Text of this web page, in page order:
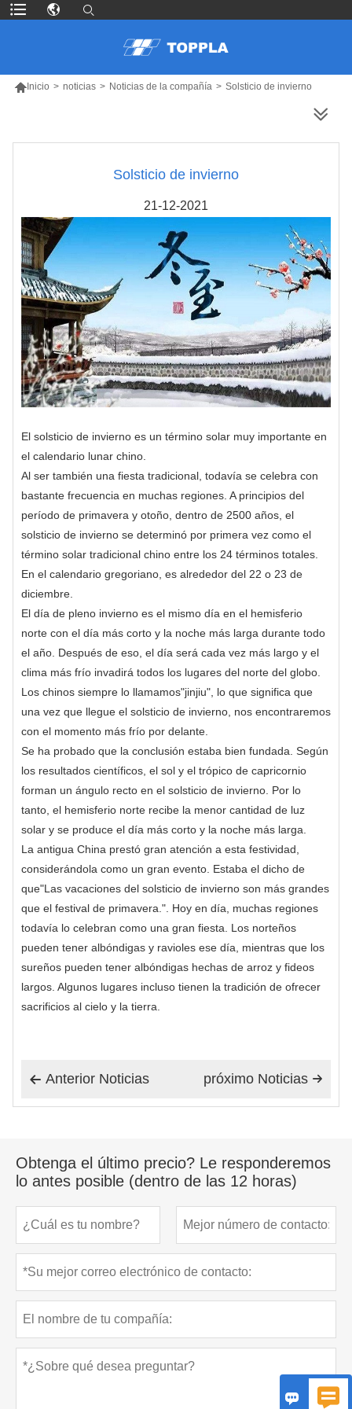
Inicio > noticias > Noticias de la compañía > Solsticio de invierno
Solsticio de invierno
21-12-2021
El solsticio de invierno es un término solar muy importante en
el calendario lunar chino.
Al ser también una fiesta tradicional, todavía se celebra con
bastante frecuencia en muchas regiones. A principios del
período de primavera y otoño, dentro de 2500 años, el
solsticio de invierno se determinó por primera vez como el
término solar tradicional chino entre los 24 términos totales.
En el calendario gregoriano, es alrededor del 22 o 23 de
diciembre.
El día de pleno invierno es el mismo día en el hemisferio
norte con el día más corto y la noche más larga durante todo
el año. Después de eso, el día será cada vez más largo y el
clima más frío invadirá todos los lugares del norte del globo.
Los chinos siempre lo llamamos"jinjiu", lo que significa que
una vez que llegue el solsticio de invierno, nos encontraremos
con el momento más frío por delante.
Se ha probado que la conclusión estaba bien fundada. Según
los resultados científicos, el sol y el trópico de capricornio
forman un ángulo recto en el solsticio de invierno. Por lo
tanto, el hemisferio norte recibe la menor cantidad de luz
solar y se produce el día más corto y la noche más larga.
La antigua China prestó gran atención a esta festividad,
considerándola como un gran evento. Estaba el dicho de
que"Las vacaciones del solsticio de invierno son más grandes
que el festival de primavera.". Hoy en día, muchas regiones
todavía lo celebran como una gran fiesta. Los norteños
pueden tener albóndigas y ravioles ese día, mientras que los
sureños pueden tener albóndigas hechas de arroz y fideos
largos. Algunos lugares incluso tienen la tradición de ofrecer
sacrificios al cielo y la tierra.
 Anterior Noticias 
próximo Noticias
Obtenga el último precio? Le responderemos
lo antes posible (dentro de las 12 horas)
 